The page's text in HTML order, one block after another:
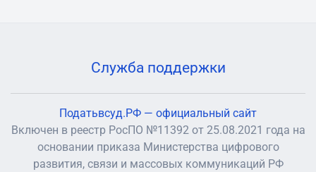
Служба поддержки
Податьвсуд.РФ — официальный сайт
Включен в реестр РосПО №11392 от 25.08.2021 года на
основании приказа Министерства цифрового
развития, связи и массовых коммуникаций РФ